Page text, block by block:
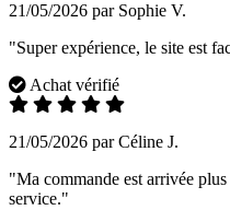
21/05/2026 par Sophie V.
"Super expérience, le site est
Achat vérifié
21/05/2026 par Céline J.
"Ma commande est arrivée
service."